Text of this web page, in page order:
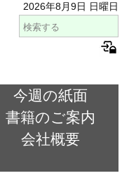
2026年8月9日 日曜日
今週の紙面
書籍のご案内
会社概要